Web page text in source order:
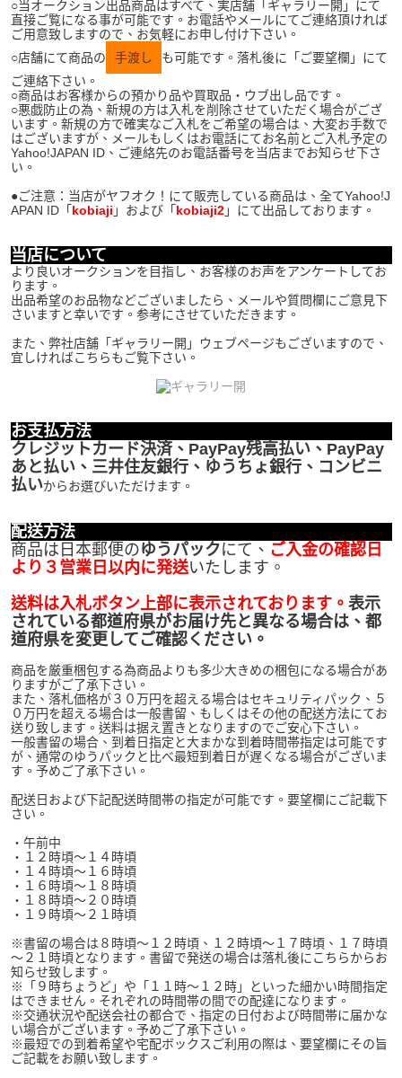
○当オークション出品商品はすべて、実店舗「ギャラリー開」にて
直接ご覧になる事が可能です。お電話やメールにてご連絡頂ければ
ご用意致しますので、お気軽にお申し付け下さい。
○店舗にて商品の
手渡し
も可能です。落札後に「ご要望欄」にて
ご連絡下さい。
○商品はお客様からの預かり品や買取品・ウブ出し品です。
○悪戯防止の為、新規の方は入札を削除させていただく場合がござ
います。新規の方で確実なご入札をご希望の場合は、大変お手数で
はございますが、メールもしくはお電話にてお名前とご入札予定の
Yahoo!JAPAN ID、ご連絡先のお電話番号を当店までお知らせ下さ
い。
●ご注意：当店がヤフオク！にて販売している商品は、全てYahoo!J
APAN ID「kobiaji 」および「kobiaji2」にて出品しております。
当店について
より良いオークションを目指し、お客様のお声をアンケートしてお
ります。
出品希望のお品物などございましたら、メールや質問欄にご意見下
さいますと幸いです。参考にさせていただきます。
また、弊社店舗「ギャラリー開」ウェブページもございますので、
宜しければこちらもご覧下さい。
お支払方法
クレジットカード決済、PayPay残高払い、PayPay
あと払い、三井住友銀行、ゆうちょ銀行、コンビニ
払いからお選びいただけます。
配送方法
商品は日本郵便のゆうパックにて、 ご入金の確認日
より３営業日以内に発送いたします。
送料は入札ボタン上部に表示されております。 表示
されている都道府県がお届け先と異なる場合は、都
道府県を変更してご確認ください。
商品を厳重梱包する為商品よりも多少大きめの梱包になる場合があ
りますがご了承下さい。
また、落札価格が３０万円を超える場合はセキュリティパック、５
０万円を超える場合は一般書留、もしくはその他の配送方法にてお
送り致します。送料は据え置きとなりますのでご安心下さい。
一般書留の場合、到着日指定と大まかな到着時間帯指定は可能です
が、通常のゆうパックと比べ最短到着日が遅くなる場合がございま
す。予めご了承下さい。
配送日および下記配送時間帯の指定が可能です。要望欄にご記載下
さい。
・午前中
・１２時頃～１４時頃
・１４時頃～１６時頃
・１６時頃～１８時頃
・１８時頃～２０時頃
・１９時頃～２１時頃
※書留の場合は８時頃～１２時頃、１２時頃～１７時頃、１７時頃
～２１時頃となります。書留で発送の場合は落札後にこちらからお
知らせ致します。
※「９時ちょうど」や「１１時～１２時」といった細かい時間指定
はできません。それぞれの時間帯の間での配達になります。
※交通状況や配送会社の都合で、指定の日付および時間帯に届かな
い場合がございます。予めご了承下さい。
※最短での到着希望や宅配ボックスご利用の際は、要望欄にその旨
ご記載をお願い致します。